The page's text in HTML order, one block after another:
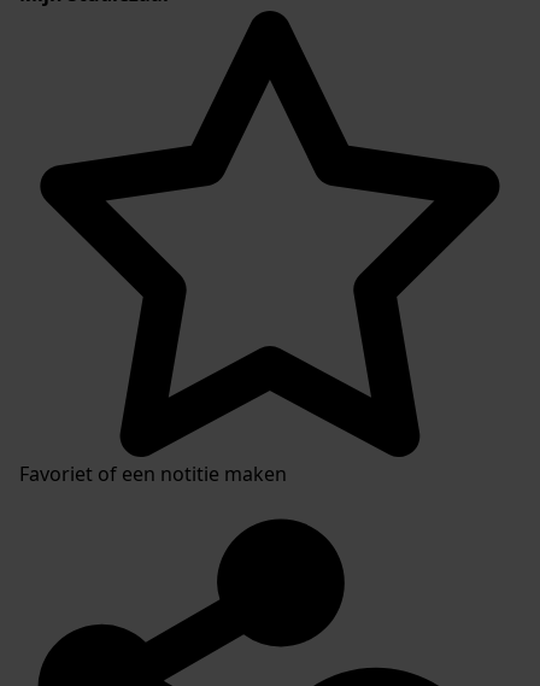
Favoriet of een notitie maken